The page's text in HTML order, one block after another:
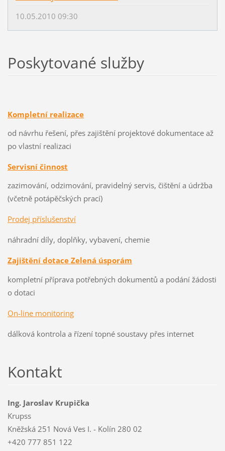
10.05.2010 09:30
Poskytované služby
Kompletní realizace
od návrhu řešení, přes zajištění projektové dokumentace až
po vlastní realizaci
Servisní činnost
zazimování, odzimování, pravidelný servis, čištění a údržba
(včetně potápěčských prací)
Prodej příslušenství
náhradní díly, doplňky, vybavení, chemie
Zajištění dotace Zelená úsporám
kompletní příprava potřebných dokumentů a podání žádosti
o dotaci
On-line monitoring
dálková kontrola a řízení topné soustavy přes internet
Kontakt
Ing. Jaroslav Krupička
Krupss
Kněžská 251 Nová Ves I. - Kolín 280 02
+420 777 851 122